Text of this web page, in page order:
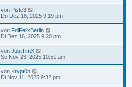
von Piste3
Do Dez 18, 2025 9:19 pm
von FdlFelixBerlin
Di Dez 16, 2025 9:20 pm
von JustTimX
So Nov 23, 2025 10:51 am
von Krypt0n
Di Nov 11, 2025 9:32 pm